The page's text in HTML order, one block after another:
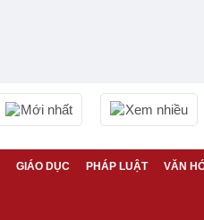
Mới nhất Xem nhiều
GIÁO DỤC PHÁP LUẬT VĂN